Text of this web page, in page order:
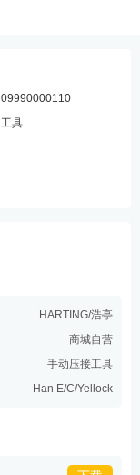
09990000110
工具
HARTING/浩亭
商城自营
手动压接工具
Han E/C/Yellock